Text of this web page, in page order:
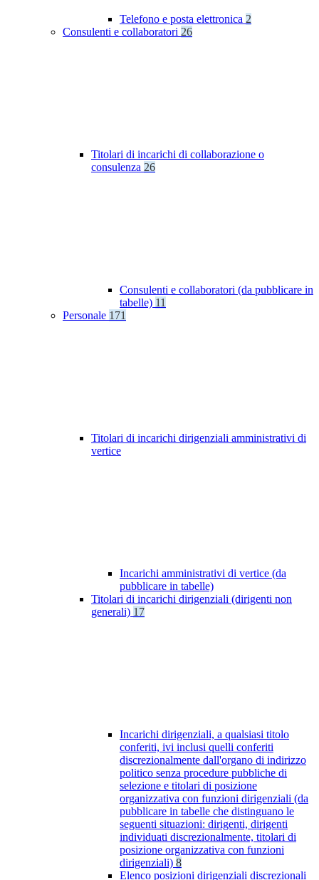
Telefono e posta elettronica 2
Consulenti e collaboratori 26
Titolari di incarichi di collaborazione o
consulenza 26
Consulenti e collaboratori (da pubblicare in
tabelle) 11
Personale 171
Titolari di incarichi dirigenziali amministrativi di
vertice
Incarichi amministrativi di vertice (da
pubblicare in tabelle)
Titolari di incarichi dirigenziali (dirigenti non
generali) 17
Incarichi dirigenziali, a qualsiasi titolo
conferiti, ivi inclusi quelli conferiti
discrezionalmente dall'organo di indirizzo
politico senza procedure pubbliche di
selezione e titolari di posizione
organizzativa con funzioni dirigenziali (da
pubblicare in tabelle che distinguano le
seguenti situazioni: dirigenti, dirigenti
individuati discrezionalmente, titolari di
posizione organizzativa con funzioni
dirigenziali) 8
Elenco posizioni dirigenziali discrezionali